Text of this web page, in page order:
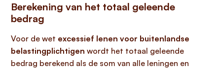
Berekening van het totaal geleende
bedrag
Voor de wet excessief lenen voor buitenlandse
belastingplichtigen wordt het totaal geleende
bedrag berekend als de som van alle leningen en